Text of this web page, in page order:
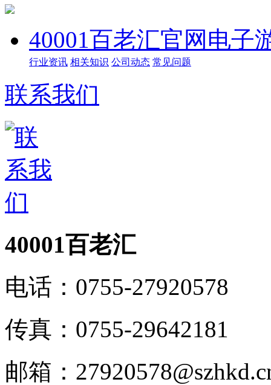
40001百老汇官网电子
行业资讯 相关知识 公司动态 常见问题
联系我们
40001百老汇
电话： 0755-27920578
传真： 0755-29642181
邮箱：